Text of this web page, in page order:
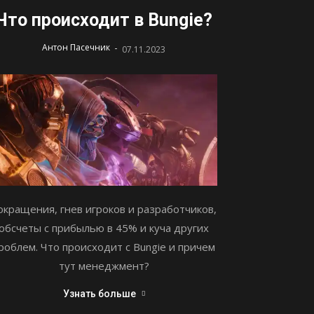
происходит в Bungie?
Антон Пасечник - 07.11.2023
гнев игроков и разработчиков,
с прибылью в 45% и куча других
Что происходит с Bungie и причем
тут менеджмент?
Узнать больше